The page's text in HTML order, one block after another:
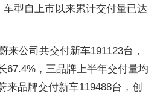
型自上市以来累计交付量已达
来公司共交付新车191123台，
67.4%，三品牌上半年交付量均
来品牌交付新车119488台，创